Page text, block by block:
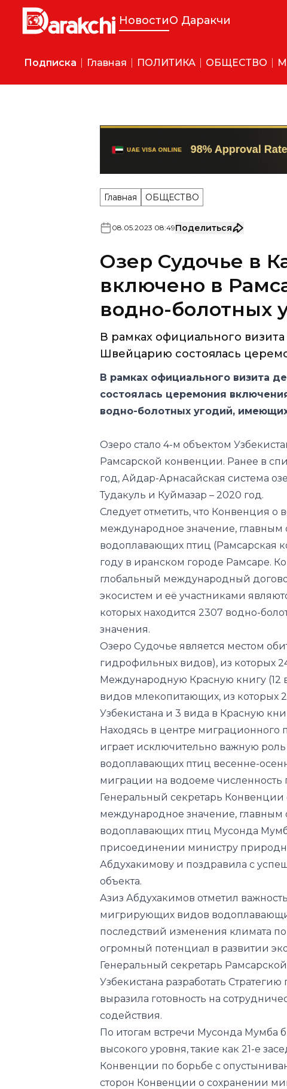
НовостиО Даракчи
Подписка Главная ПОЛИТИКА ОБЩЕСТВО
Главная ОБЩЕСТВО
08 05 2023 08:49Поделиться
Озер Судочье в
включено в
водно-болотных
В рамках официального
Швейцарию состоялась
В рамках официального визита
состоялась церемония
водно-болотных угодий,
Озеро стало 4-м объектом
Рамсарской конвенции. Ранее в
год, Айдар-Арнасайская система
Тудакуль и Куймазар – 2020 год.
Следует отметить, что Конвенция
международное значение, главным
водоплавающих птиц (Рамсарская
году в иранском городе Рамсаре.
глобальный международный
экосистем и её участниками
которых находится 2307 водно-
значения.
Озеро Судочье является местом
гидрофильных видов), из которых
Международную Красную книгу (12
видов млекопитающих, из которых
Узбекистана и 3 вида в Красную
Находясь в центре миграционного
играет исключительно важную
водоплавающих птиц весенне-
миграции на водоеме численность
Генеральный секретарь
международное значение, главным
водоплавающих птиц Мусонда
присоединении министру
Абдухакимову и поздравила с
объекта.
Азиз Абдухакимов отметил
мигрирующих видов
последствий изменения климата
огромный потенциал в развитии
Генеральный секретарь
Узбекистана разработать
выразила готовность на
содействия.
По итогам встречи Мусонда
высокого уровня, такие как 21-е
Конвенции по борьбе с
сторон Конвенции о сохранении